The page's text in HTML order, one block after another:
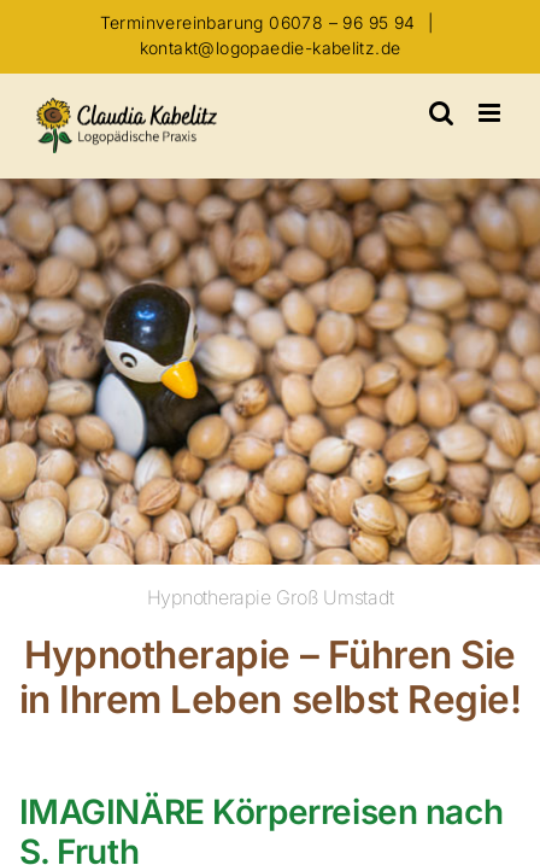
springen
Terminvereinbarung 06078 – 96 95 94
kontakt@logopaedie-kabelitz.de
Hypnotherapie Groß Umstadt
Hypnotherapie – Führen Sie
in Ihrem Leben selbst Regie!
IMAGINÄRE Körperreisen nach
S. Fruth